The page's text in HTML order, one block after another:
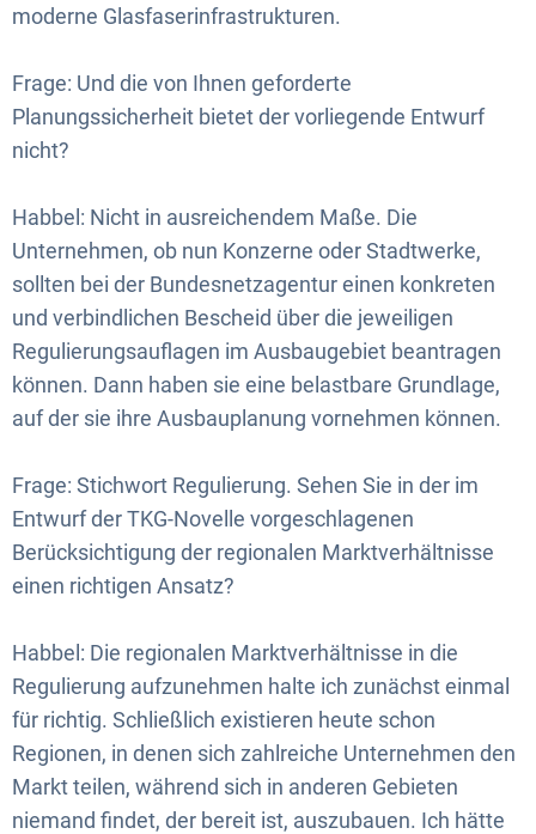
moderne Glasfaserinfrastrukturen.
Frage: Und die von Ihnen geforderte
Planungssicherheit bietet der vorliegende Entwurf
nicht?
Habbel: Nicht in ausreichendem Maße. Die
Unternehmen, ob nun Konzerne oder Stadtwerke,
sollten bei der Bundesnetzagentur einen konkreten
und verbindlichen Bescheid über die jeweiligen
Regulierungsauflagen im Ausbaugebiet beantragen
können. Dann haben sie eine belastbare Grundlage,
auf der sie ihre Ausbauplanung vornehmen können.
Frage: Stichwort Regulierung. Sehen Sie in der im
Entwurf der TKG-Novelle vorgeschlagenen
Berücksichtigung der regionalen Marktverhältnisse
einen richtigen Ansatz?
Habbel: Die regionalen Marktverhältnisse in die
Regulierung aufzunehmen halte ich zunächst einmal
für richtig. Schließlich existieren heute schon
Regionen, in denen sich zahlreiche Unternehmen den
Markt teilen, während sich in anderen Gebieten
niemand findet, der bereit ist, auszubauen. Ich hätte